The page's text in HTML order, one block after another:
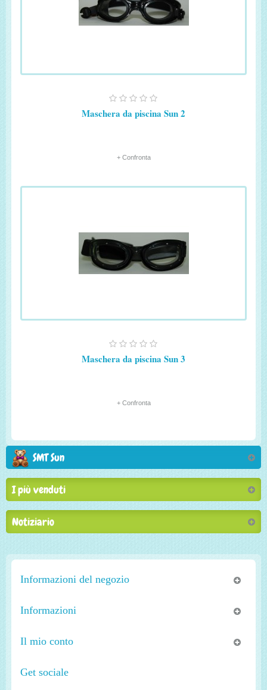
Maschera da piscina Sun 2
+ Confronta
Maschera da piscina Sun 3
+ Confronta
SMT Sun
I più venduti
Notiziario
Informazioni del negozio
Informazioni
Il mio conto
Get sociale